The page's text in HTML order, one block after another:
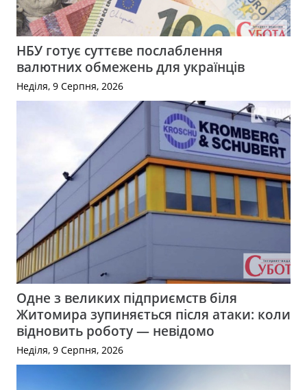
НБУ готує суттєве послаблення
валютних обмежень для українців
Неділя, 9 Серпня, 2026
Одне з великих підприємств біля
Житомира зупиняється після атаки: коли
відновить роботу — невідомо
Неділя, 9 Серпня, 2026